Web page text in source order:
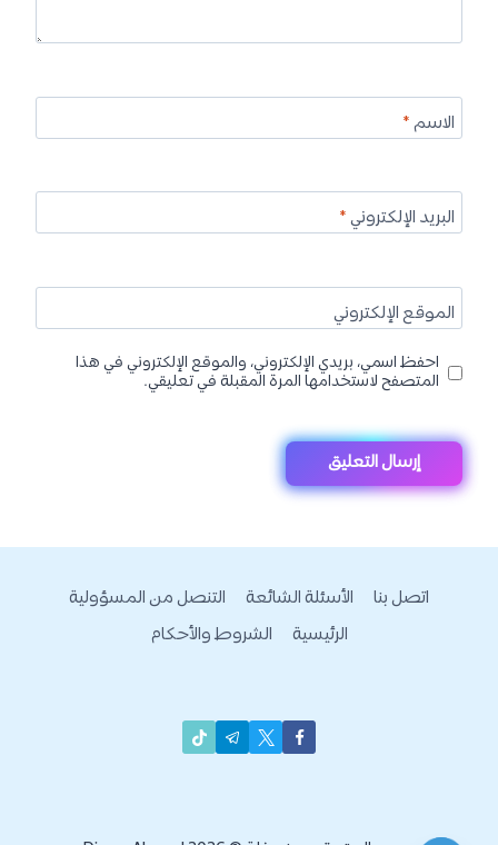
الاسم*
البريد الإلكتروني*
الموقع الإلكتروني
احفظ اسمي، بريدي الإلكتروني، والموقع الإلكتروني في هذا
المتصفح لاستخدامها المرة المقبلة في تعليقي.
اتصل بنا الأسئلة الشائعة
التنصل من المسؤولية
الرئيسية
الشروط والأحكام